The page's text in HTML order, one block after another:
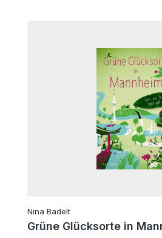
Nina Badelt
Grüne Glücksorte in